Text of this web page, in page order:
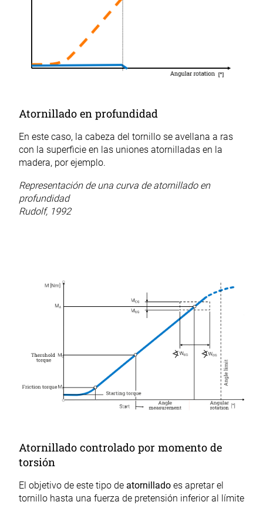
Atornillado en profundidad
En este caso, la cabeza del tornillo se avellana a ras
con la superficie en las uniones atornilladas en la
madera, por ejemplo.
Representación de una curva de atornillado en
profundidad
Rudolf, 1992
Atornillado controlado por momento de
torsión
El objetivo de este tipo de atornilladoes apretar el
tornillo hasta una fuerza de pretensión inferior al límite